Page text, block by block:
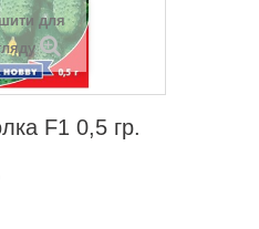
для
F1 0,5 гр.